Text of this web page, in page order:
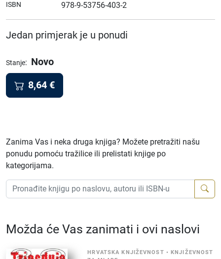
ISBN 978-9-53756-403-2
Jedan primjerak je u ponudi
Stanje: Novo
8,64 €
Zanima Vas i neka druga knjiga? Možete pretražiti našu
ponudu pomoću tražilice ili prelistati knjige po
kategorijama.
Možda će Vas zanimati i ovi naslovi
HRVATSKA KNJIŽEVNOST •KNJIŽEVNOST